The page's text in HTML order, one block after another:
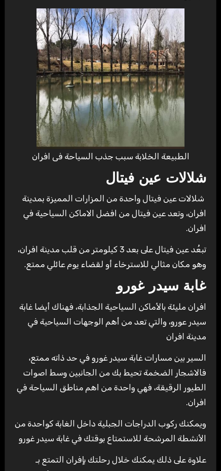
الطبيعة الخلابة سبب جذب السياحة فى افران
شلالات عين فيتال
شلالات عين فيتال واحدة من المزارات المميزة بمدينة
افران، وتعد عين فيتال من افضل الاماكن السياحية في
افران.
تبعُد عين فيتال على بعد 3 كيلومتر من قلب مدينة افران،
وهو مكان مثالي للاسترخاء أو لقضاء يوم عائلي ممتع.
غابة سيدر غورو
افران مليئة بالأماكن السياحية الجذابة، فهناك أيضا غابة
سيدر عورو، والتي تعد من أهم الوجهات السياحية في
مدينة افران
السير بين مسارات غابة سيدر غورو في حد ذاته ممتع،
فالاشجار الضخمة تحيط بك من الجانبين وسط اصوات
الطيور الرقيقة، فهي واحدة من اهم مناطق السياحة في
افران.
ويمكنك ركوب الدراجات الجبلية داخل الغابة كواحدة من
الأنشطة المرشحة للاستمتاع بوقتك في غابة سيدر غورو
علاوة على ذلك يمكنك خلال رحلتك بإفران التمتع بـ